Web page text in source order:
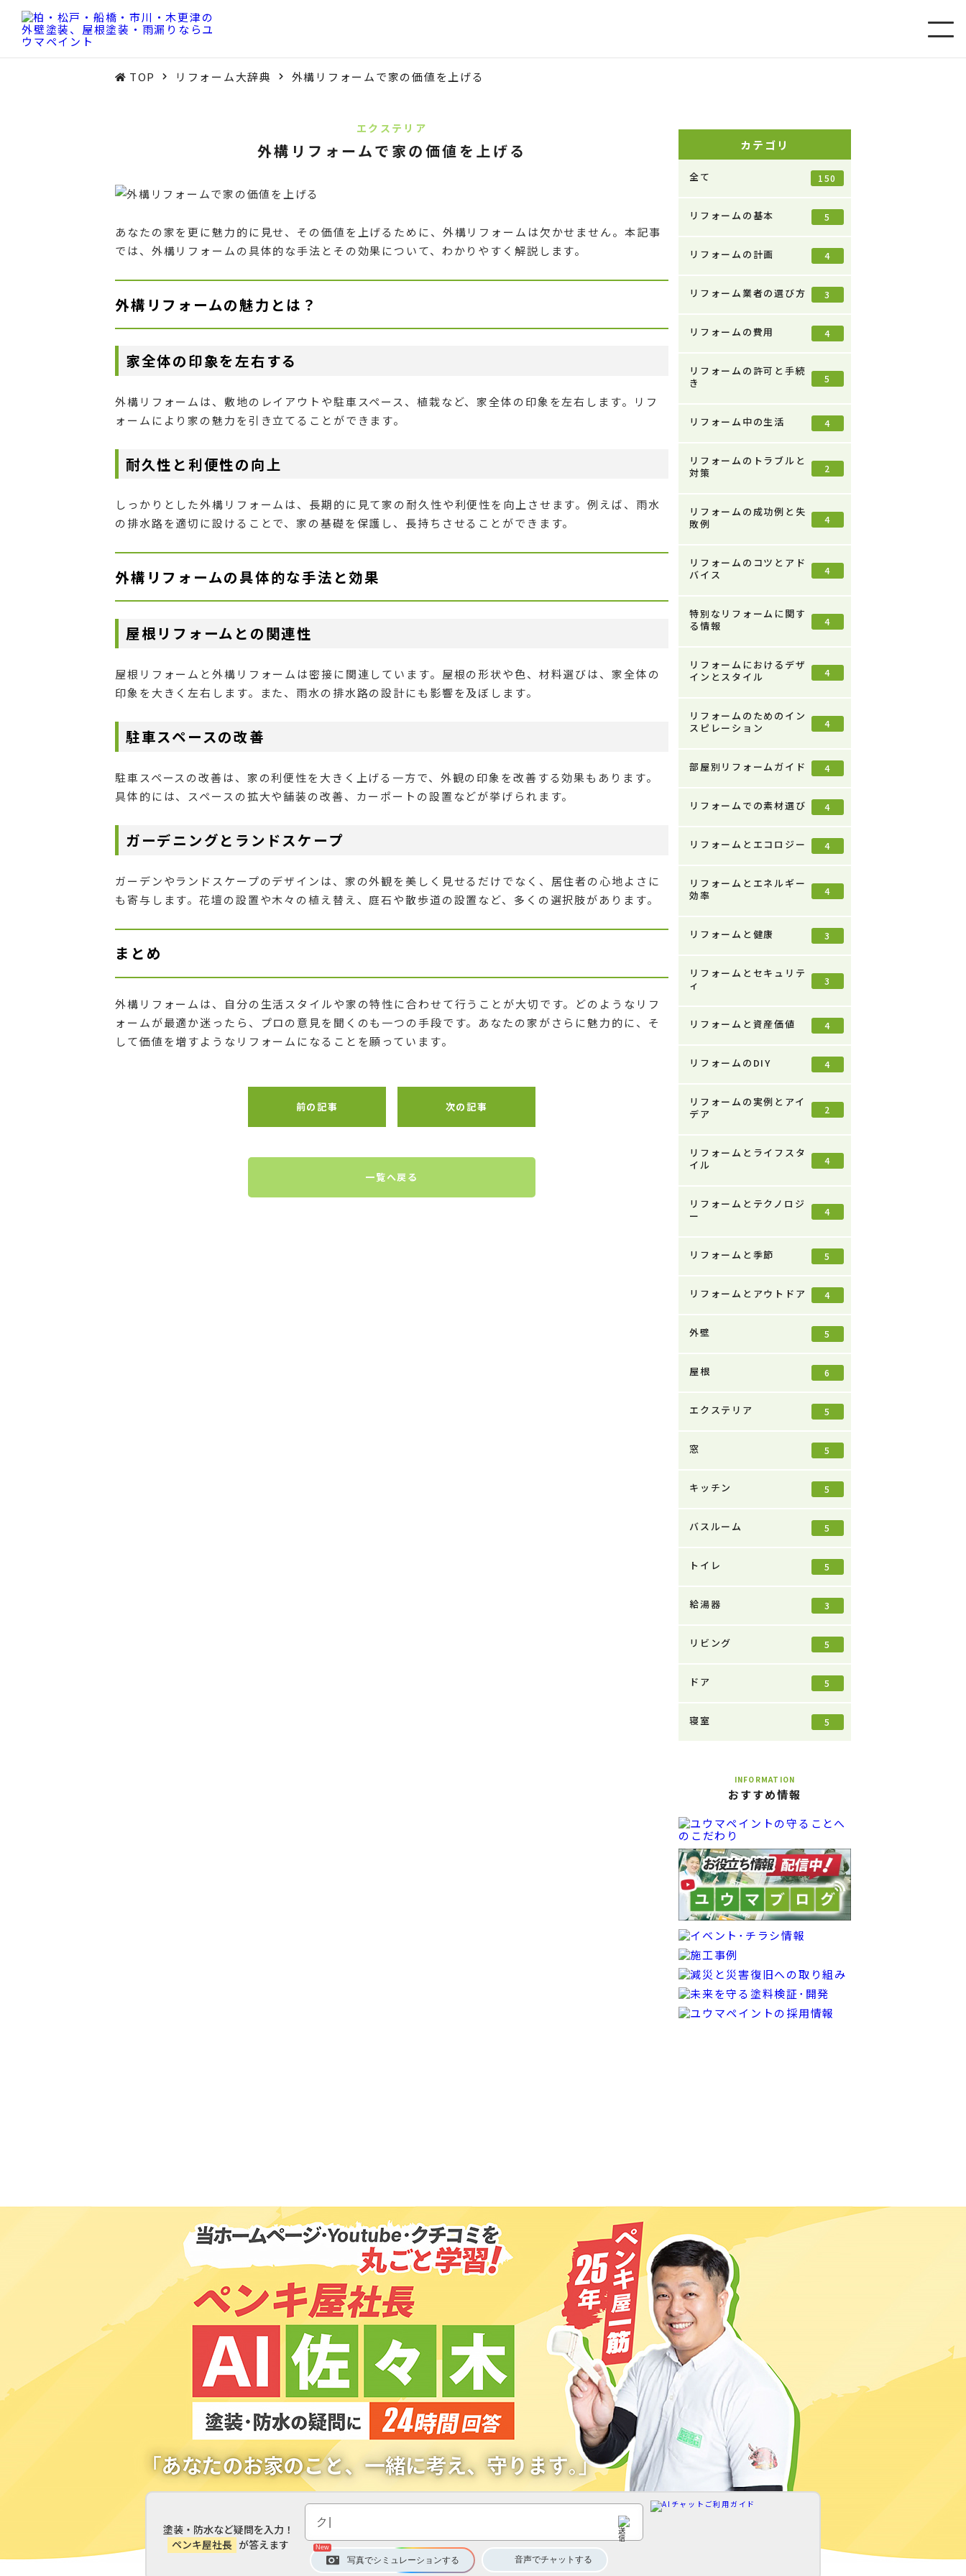
TOP リフォーム大辞典 外構リフォームで家の価値を上げる
エクステリア
外構リフォームで家の価値を上げる
あなたの家を更に魅力的に見せ、その価値を上げるために、外構リフォームは欠かせません。本記事
では、外構リフォームの具体的な手法とその効果について、わかりやすく解説します。
外構リフォームの魅力とは？
家全体の印象を左右する
外構リフォームは、敷地のレイアウトや駐車スペース、植栽など、家全体の印象を左右します。リフ
ォームにより家の魅力を引き立てることができます。
耐久性と利便性の向上
しっかりとした外構リフォームは、長期的に見て家の耐久性や利便性を向上させます。例えば、雨水
の排水路を適切に設けることで、家の基礎を保護し、長持ちさせることができます。
外構リフォームの具体的な手法と効果
屋根リフォームとの関連性
屋根リフォームと外構リフォームは密接に関連しています。屋根の形状や色、材料選びは、家全体の
印象を大きく左右します。また、雨水の排水路の設計にも影響を及ぼします。
駐車スペースの改善
駐車スペースの改善は、家の利便性を大きく上げる一方で、外観の印象を改善する効果もあります。
具体的には、スペースの拡大や舗装の改善、カーポートの設置などが挙げられます。
ガーデニングとランドスケープ
ガーデンやランドスケープのデザインは、家の外観を美しく見せるだけでなく、居住者の心地よさに
も寄与します。花壇の設置や木々の植え替え、庭石や散歩道の設置など、多くの選択肢があります。
まとめ
外構リフォームは、自分の生活スタイルや家の特性に合わせて行うことが大切です。どのようなリフ
ォームが最適か迷ったら、プロの意見を聞くのも一つの手段です。あなたの家がさらに魅力的に、そ
して価値を増すようなリフォームになることを願っています。
前の記事 次の記事
一覧へ戻る
カテゴリ
全て 150
リフォームの基本 5
リフォームの計画 4
リフォーム業者の選び方 3
リフォームの費用 4
リフォームの許可と手続
き
5
リフォーム中の生活 4
リフォームのトラブルと
対策
2
リフォームの成功例と失
敗例
4
リフォームのコツとアド
バイス
4
特別なリフォームに関す
る情報
4
リフォームにおけるデザ
インとスタイル
4
リフォームのためのイン
スピレーション
4
部屋別リフォームガイド 4
リフォームでの素材選び 4
リフォームとエコロジー 4
リフォームとエネルギー
効率
4
リフォームと健康 3
リフォームとセキュリテ
ィ
3
リフォームと資産価値 4
リフォームのDIY 4
リフォームの実例とアイ
デア
2
リフォームとライフスタ
イル
4
リフォームとテクノロジ
ー
4
リフォームと季節 5
リフォームとアウトドア 4
外壁 5
屋根 6
エクステリア 5
窓 5
キッチン 5
バスルーム 5
トイレ 5
給湯器 3
リビング 5
ドア 5
寝室 5
INFORMATION
おすすめ情報
塗装・防水など疑問を入力！
ペンキ屋社長 が答えます
写真でシミュレーションする 音声でチャット する